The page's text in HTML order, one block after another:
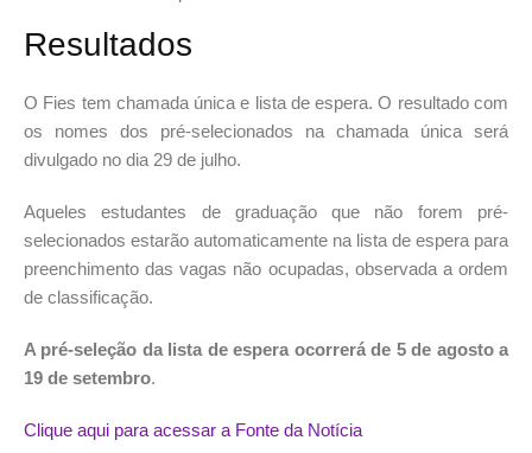
Resultados
O Fies tem chamada única e lista de espera. O resultado com
os nomes dos pré-selecionados na chamada única será
divulgado no dia 29 de julho.
Aqueles estudantes de graduação que não forem pré-
selecionados estarão automaticamente na lista de espera para
preenchimento das vagas não ocupadas, observada a ordem
de classificação.
A pré-seleção da lista de espera ocorrerá de 5 de agosto a
19 de setembro.
Clique aqui para acessar a Fonte da Notícia